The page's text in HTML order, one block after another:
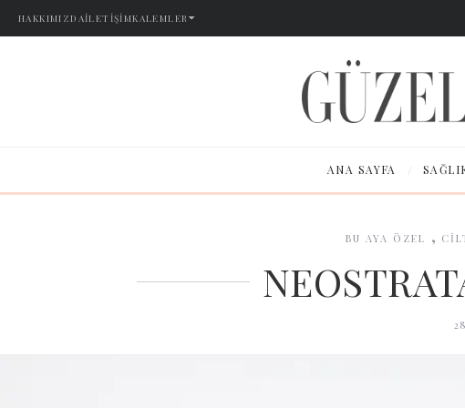
HAKKIMIZDAİLETIŞIMKALEMLER
ANA SAYFA /
BU AYA ÖZEL ,